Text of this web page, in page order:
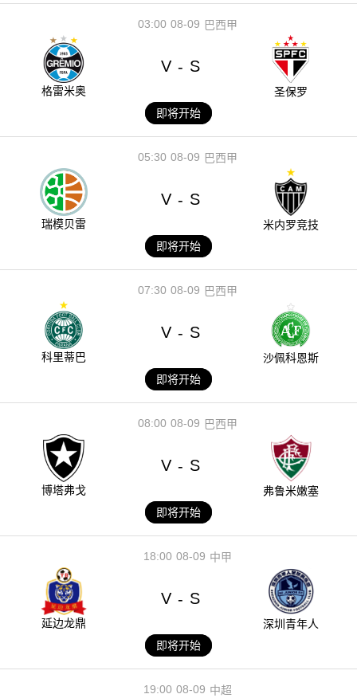
08-09
03:00 巴西甲
格雷米奥
V - S
圣保罗
即将开始
08-09
05:30 巴西甲
瑞模贝雷
V - S
米内罗竞技
即将开始
08-09
07:30 巴西甲
科里蒂巴
V - S
沙佩科恩斯
即将开始
08-09
08:00 巴西甲
博塔弗戈
V - S
弗鲁米嫩塞
即将开始
08-09
18:00 中甲
延边龙鼎
V - S
深圳青年人
即将开始
08-09
19:00 中超